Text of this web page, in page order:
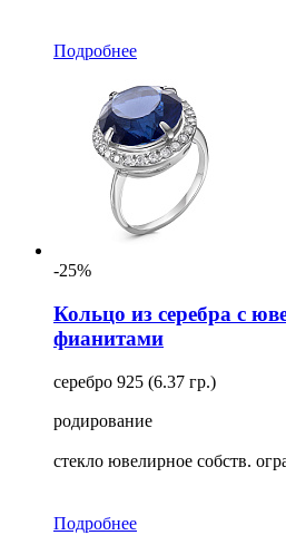
Подробнее
-25%
Кольцо из серебра с
фианитами
серебро 925 (6.37 гр.)
родирование
стекло ювелирное собств.
Подробнее